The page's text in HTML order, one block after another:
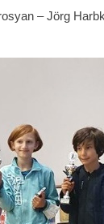
– Jörg